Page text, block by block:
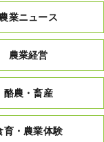
農業ニュース
農業経営
酪農・畜産
育・農業体験